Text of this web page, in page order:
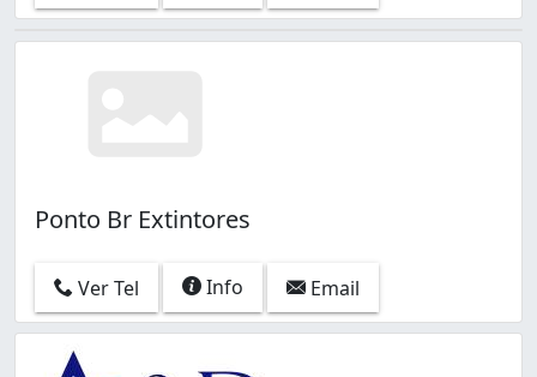
Ponto Br Extintores
Ver Tel Info Email